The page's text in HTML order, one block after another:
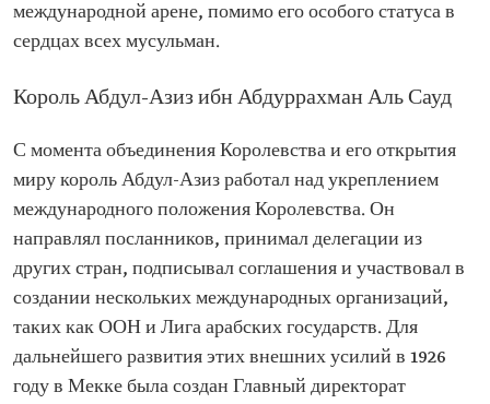
международной арене, помимо его особого статуса в
сердцах всех мусульман.
Король Абдул-Азиз ибн Абдуррахман Аль Сауд
С момента объединения Королевства и его открытия
миру король Абдул-Азиз работал над укреплением
международного положения Королевства. Он
направлял посланников, принимал делегации из
других стран, подписывал соглашения и участвовал в
создании нескольких международных организаций,
таких как ООН и Лига арабских государств. Для
дальнейшего развития этих внешних усилий в 1926
году в Мекке была создан Главный директорат